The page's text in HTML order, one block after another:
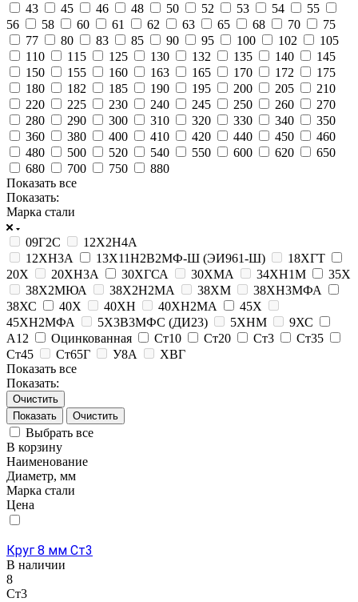
43
45 46 48 50 52 53 54
55
56
58 60 61 62 63 65 68 70
75
77
80 83 85 90 95 100 102
105
110
115 125 130 132 135 140
145
150
155 160 163 165 170 172
175
180
182 185 190 195 200 205
210
220
225 230 240 245 250 260
270
280
290 300 310 320 330 340
350
360
380 400 410 420 440 450
460
480
500 520 540 550 600 620
650
680
700 750
880
Показать все
Показать:
Марка стали
09Г2С
12Х2Н4А
12ХН3А
13Х11Н2В2МФ-Ш (ЭИ961-Ш)
18ХГТ
20Х
20ХН3А 30ХГСА 30ХМА 34ХН1М
35Х
38Х2МЮА
38Х2Н2МА 38ХМ
38ХН3МФА
38ХС
40Х 40ХН 40ХН2МА
45Х
45ХН2МФА
5Х3В3МФС (ДИ23) 5ХНМ
9ХС
А12
Оцинкованная Ст10 Ст20 Ст3
Ст35
Ст45
Ст65Г У8А
ХВГ
Показать все
Показать:
Очистить
Очистить
Выбрать все
В корзину
Наименование
Диаметр, мм
Марка стали
Цена
Круг 8 мм Ст3
В наличии
8
Ст3